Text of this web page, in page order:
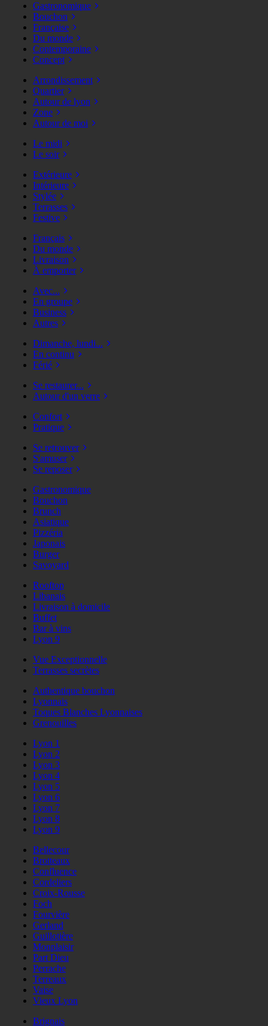
Gastronomique
Bouchon
Française
Du monde
Contemporaine
Concept
Arrondissement
Quartier
Autour de lyon
Zone
Autour de moi
Le midi
Le soir
Extérieure
Intérieure
Stylée
Terrasses
Festive
Français
Du monde
Livraison
À emporter
Avec...
En groupe
Business
Autres
Dimanche, lundi...
En continu
Férié
Se restaurer...
Autour d'un verre
Confort
Pratique
Se retrouver
S'amuser
Se reposer
Gastronomique
Bouchon
Brunch
Asiatique
Pizzéria
Japonais
Burger
Savoyard
Rooftop
Libanais
Livraison à domicile
Buffet
Bar à vins
Lyon 9
Vue Exceptionnelle
Terrasses secrètes
Authentique bouchon
Lyonnais
Toques Blanches Lyonnaises
Grenouilles
Lyon 1
Lyon 2
Lyon 3
Lyon 4
Lyon 5
Lyon 6
Lyon 7
Lyon 8
Lyon 9
Bellecour
Brotteaux
Confluence
Cordeliers
Croix-Rousse
Foch
Fourvière
Gerland
Guillotière
Monplaisir
Part Dieu
Perrache
Terreaux
Vaise
Vieux Lyon
Brignais